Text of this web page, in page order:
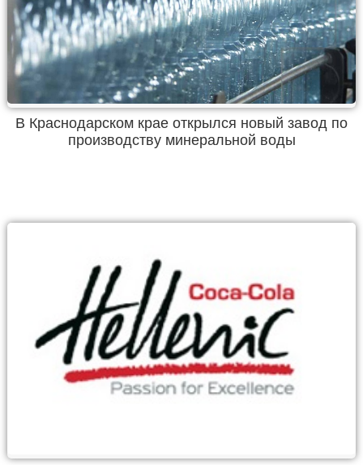
В Краснодарском крае открылся новый завод по
производству минеральной воды